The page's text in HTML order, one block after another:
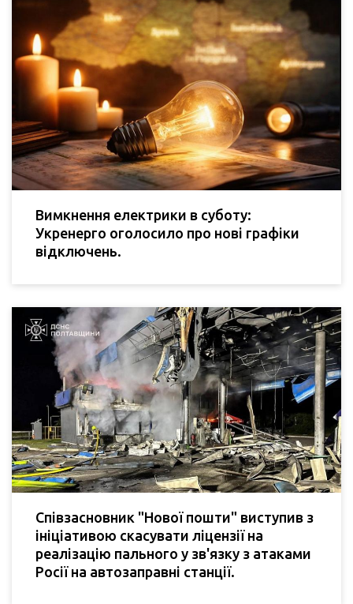
Вимкнення електрики в суботу:
Укренерго оголосило про нові графіки
відключень.
Співзасновник "Нової пошти" виступив з
ініціативою скасувати ліцензії на
реалізацію пального у зв'язку з атаками
Росії на автозаправні станції.